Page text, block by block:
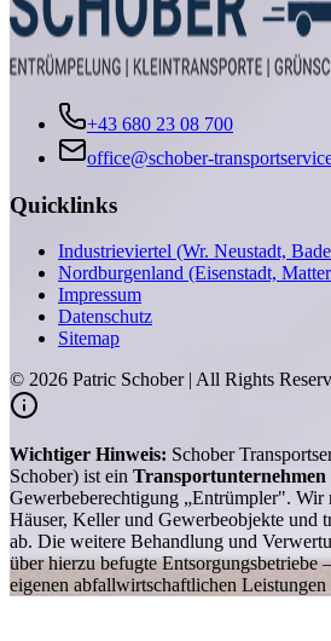
+43 680 23 08 700
office@schober-
Quicklinks
Industrieviertel (Wr. Neustadt,
Nordburgenland (Eisenstadt,
Impressum
Datenschutz
Sitemap
© 2026 Patric Schober | All Rights
Wichtiger Hinweis: Schober
Schober) ist ein Transportunternehmen
Gewerbeberechtigung „Entrümpler". Wir
Häuser, Keller und Gewerbeobjekte und
ab. Die weitere Behandlung und
über hierzu befugte Entsorgungsbetriebe
eigenen abfallwirtschaftlichen